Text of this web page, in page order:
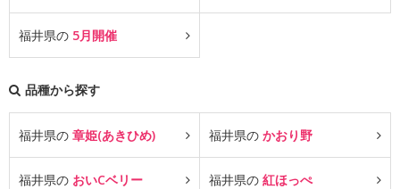
福井県の 5月開催
品種から探す
福井県の 章姫(あきひめ) 福井県の かおり野
福井県の おいCベリー 福井県の 紅ほっぺ